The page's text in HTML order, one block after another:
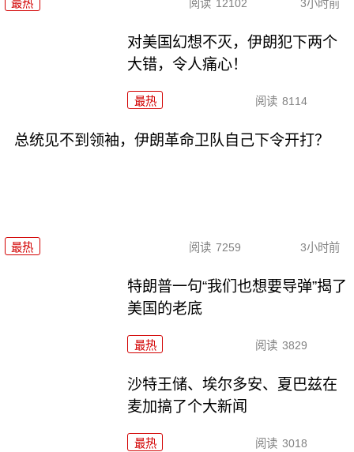
最热 阅读 12102 3小时前
对美国幻想不灭，伊朗犯下两个
大错，令人痛心！
最热 阅读 8114
总统见不到领袖，伊朗革命卫队自己下令开打？
最热 阅读 7259 3小时前
特朗普一句“我们也想要导弹”揭了
美国的老底
最热 阅读 3829
沙特王储、埃尔多安、夏巴兹在
麦加搞了个大新闻
最热 阅读 3018